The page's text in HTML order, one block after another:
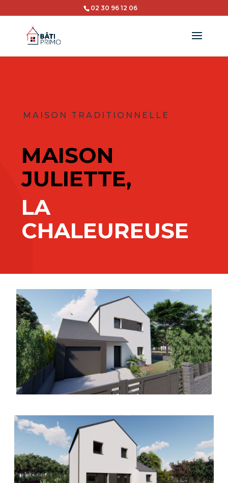
02 30 96 12 06
MAISON TRADITIONNELLE
MAISON
JULIETTE,
LA
CHALEUREUSE